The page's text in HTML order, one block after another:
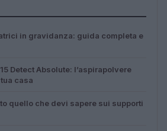
in gravidanza: guida completa e
Detect Absolute: l’aspirapolvere
casa
quello che devi sapere sui supporti